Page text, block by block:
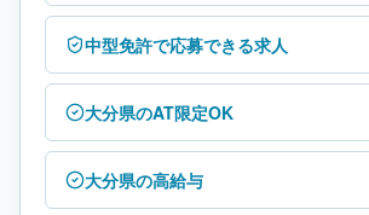
中型免許で応募できる求人
大分県のAT限定OK
大分県の高給与